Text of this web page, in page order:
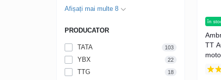
Afișați mai multe 8
PRODUCATOR
TATA 103
YBX 22
TTG 18
în
TT